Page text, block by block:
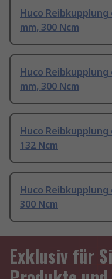
Huco
mm, 300 Ncm
Huco
mm, 300 Ncm
Huco
132 Ncm
Huco
300 Ncm
Exklusiv für